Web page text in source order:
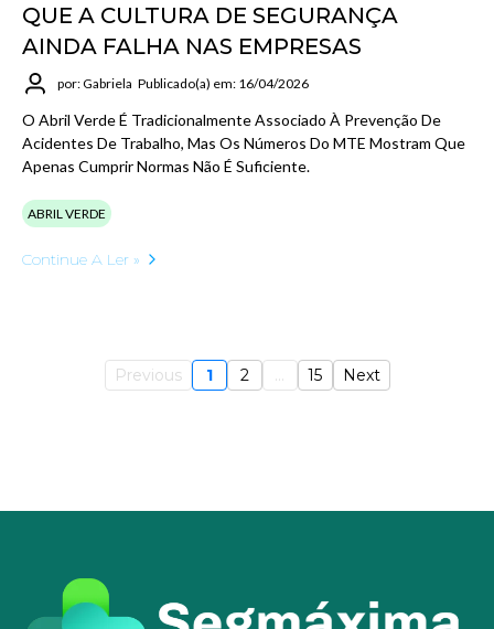
QUE A CULTURA DE SEGURANÇA
AINDA FALHA NAS EMPRESAS
por: Gabriela Publicado(a) em: 16/04/2026
O Abril Verde É Tradicionalmente Associado À Prevenção De
Acidentes De Trabalho, Mas Os Números Do MTE Mostram Que
Apenas Cumprir Normas Não É Suficiente.
ABRIL VERDE
Continue A Ler »
Previous 1 2 ... 15 Next